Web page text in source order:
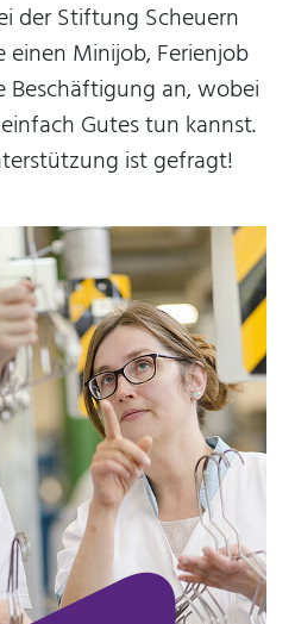
der Stiftung Scheuern
einen Minijob, Ferienjob
Beschäftigung an, wobei
Gutes tun kannst.
ist gefragt!
Seitenstatistik mit Matomo